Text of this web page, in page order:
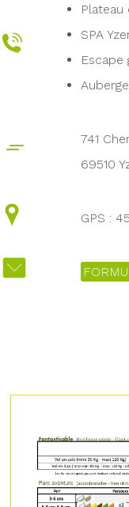
Plateau
SPA
Escape
741
69510
GPS :